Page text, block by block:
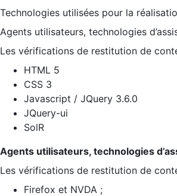
Technologies utilisées pour la
Agents utilisateurs, technologies
Les vérifications de restitution de
HTML 5
CSS 3
Javascript / JQuery 3.6.0
JQuery-ui
SolR
Agents utilisateurs, technologies
Les vérifications de restitution de
Firefox et NVDA ;